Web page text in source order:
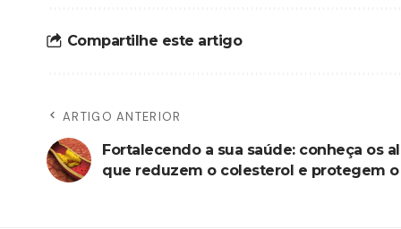
Compartilhe este artigo
ARTIGO ANTERIOR
Fortalecendo a sua saúde: conheça os
que reduzem o colesterol e protegem o